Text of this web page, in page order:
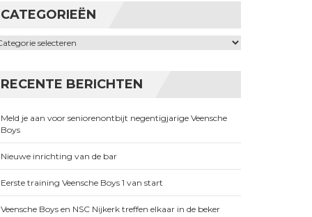
CATEGORIEËN
RECENTE BERICHTEN
Meld je aan voor seniorenontbijt negentigjarige Veensche
Boys
Nieuwe inrichting van de bar
Eerste training Veensche Boys 1 van start
Veensche Boys en NSC Nijkerk treffen elkaar in de beker